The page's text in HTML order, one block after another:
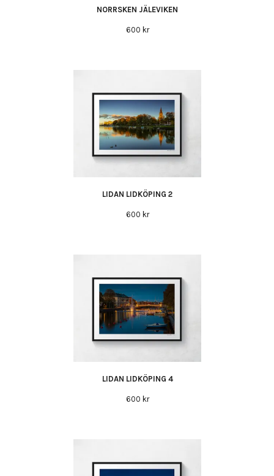
NORRSKEN JÄLEVIKEN
600 kr
LIDAN LIDKÖPING 2
600 kr
LIDAN LIDKÖPING 4
600 kr